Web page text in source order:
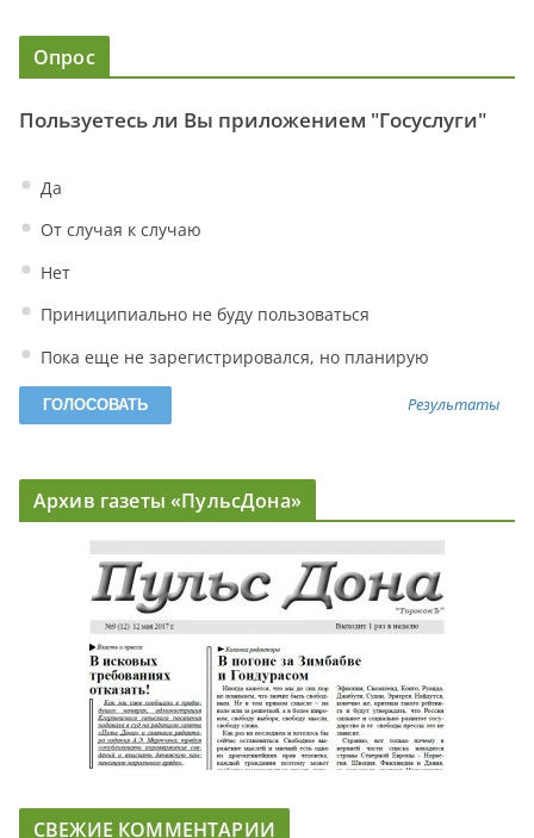
Опрос
Пользуетесь ли Вы приложением "Госуслуги"
Да
От случая к случаю
Нет
Приниципиально не буду пользоваться
Пока еще не зарегистрировался, но планирую
Результаты
Архив газеты «ПульсДона»
СВЕЖИЕ КОММЕНТАРИИ